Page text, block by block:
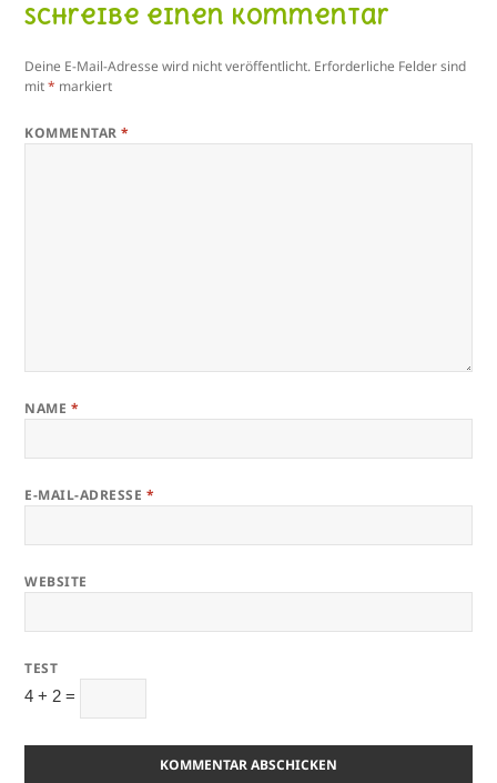
Schreibe einen Kommentar
Deine E-Mail-Adresse wird nicht veröffentlicht. Erforderliche Felder sind
mit* markiert
KOMMENTAR*
NAME *
E-MAIL-ADRESSE *
WEBSITE
TEST
4 + 2 =